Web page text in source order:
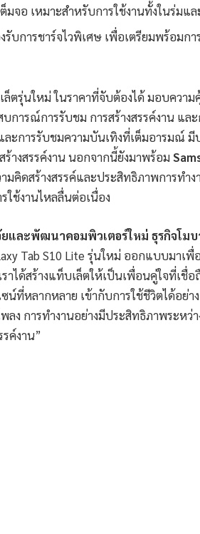
อ เหมาะสำหรับการใช้งานทั้งในร่มแล
บการชาร์จไวพิเศษ เพื่อเตรียมพร้อมก
ล็ตรุ่นใหม่ ในราคาที่จับต้องได้ มอบความ
การณ์การรับชม การสร้างสรรค์งาน แล
ะการรับชมความบันเทิงที่เต็มอารมณ์ มี
างสรรค์งาน นอกจากนี้ยังมาพร้อม
คิดสร้างสรรค์และประสิทธิภาพการทำง
ใช้งานไหลลื่นต่อเนื่อง
และพัฒนาคอมพิวเตอร์ใหม่ ธุรกิจโม
Tab S10 Lite รุ่นใหม่ ออกแบบมาเ
ได้สร้างแท็บเล็ตให้เป็นเพื่อนคู่ใจที่เชื่
ที่หลากหลาย เข้ากับการใช้ชีวิตได้อย่า
ลง การทำงานอย่างมีประสิทธิภาพระหว่
รค์งาน”